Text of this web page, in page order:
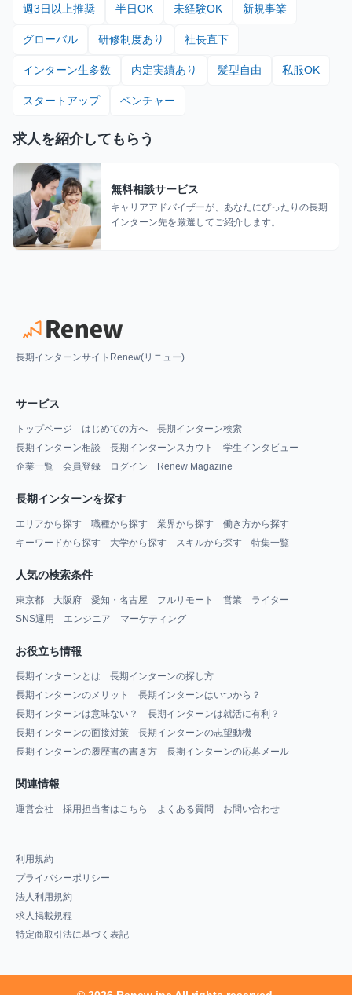
週3日以上推奨 半日OK 未経験OK 新規事業
グローバル 研修制度あり 社長直下
インターン生多数 内定実績あり 髪型自由 私服OK
スタートアップ ベンチャー
求人を紹介してもらう
無料相談サービス
キャリアアドバイザーが、あなたにぴったりの長期
インターン先を厳選してご紹介します。
長期インターンサイトRenew(リニュー)
サービス
トップページ はじめての方へ
長期インターン検索
長期インターン相談
長期インターンスカウト
学生インタビュー
企業一覧
会員登録 ログイン Renew Magazine
長期インターンを探す
エリアから探す 職種から探す 業界から探す
働き方から探す
キーワードから探す
大学から探す スキルから探す 特集一覧
人気の検索条件
東京都 大阪府 愛知・名古屋 フルリモート 営業
ライター
SNS運用
エンジニア マーケティング
お役立ち情報
長期インターンとは
長期インターンの探し方
長期インターンのメリット
長期インターンはいつから？
長期インターンは意味ない？
長期インターンは就活に有利？
長期インターンの面接対策
長期インターンの志望動機
長期インターンの履歴書の書き方
長期インターンの応募メール
関連情報
運営会社 採用担当者はこちら よくある質問 お問い合わせ
利用規約
プライバシーポリシー
法人利用規約
求人掲載規程
特定商取引法に基づく表記